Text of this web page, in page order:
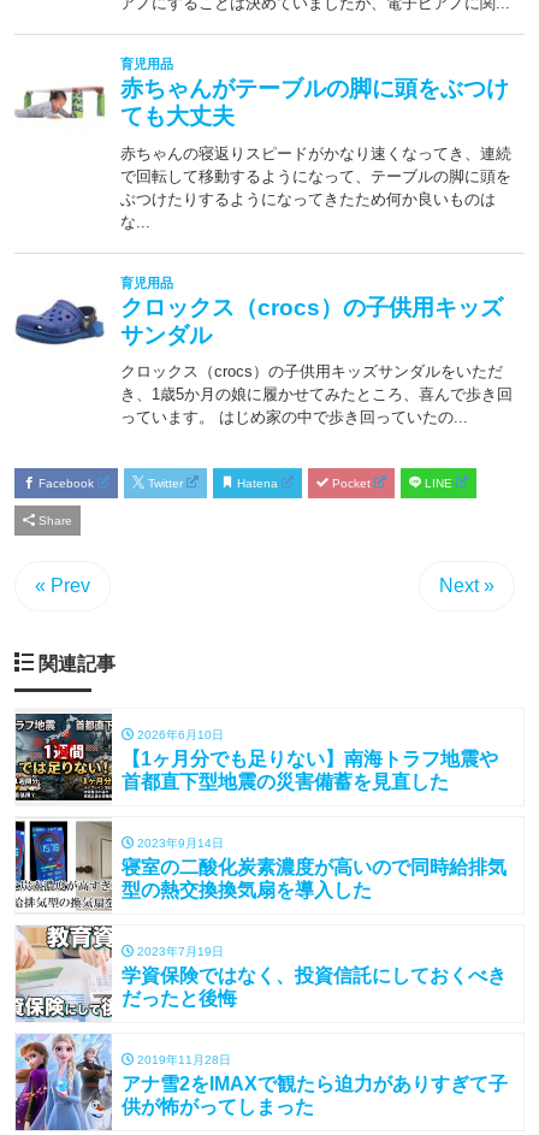
Facebook Twitter Hatena Pocket LINE
Share
« Prev Next »
関連記事
2026年6月10日
【1ヶ月分でも足りない】南海トラフ地震や
首都直下型地震の災害備蓄を見直した
2023年9月14日
寝室の二酸化炭素濃度が高いので同時給排気
型の熱交換換気扇を導入した
2023年7月19日
学資保険ではなく、投資信託にしておくべき
だったと後悔
2019年11月28日
アナ雪2をIMAXで観たら迫力がありすぎて子
供が怖がってしまった